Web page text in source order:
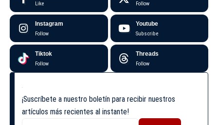
Like Follow
Instagram
Follow
Youtube
Subscribe
Tiktok
Follow
Threads
Follow
¡Suscríbete a nuestro boletín para recibir nuestros
artículos más recientes al instante!